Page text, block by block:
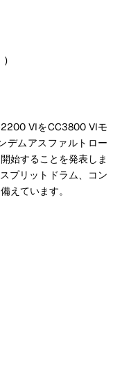
)
VIをCC3800 VIモ
デムアスファルトロー
始することを発表しま
プリットドラム、コン
えています。